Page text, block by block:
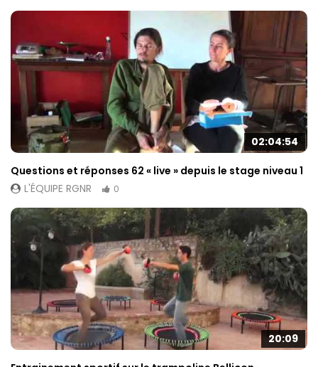
02:04:54
Questions et réponses 62 « live » depuis le stage niveau 1
L'ÉQUIPE RGNR
0
20:09